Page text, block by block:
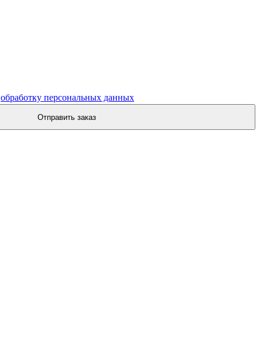
обработку персональных данных
Отправить заказ